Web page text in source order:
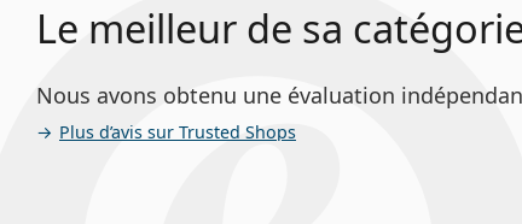
Le meilleur de sa
Nous avons obtenu une évaluation
Plus d’avis sur Trusted Shops